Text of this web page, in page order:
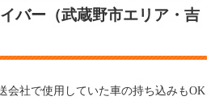
バー（武蔵野市エリア・吉
会社で使用していた車の持ち込みもOK